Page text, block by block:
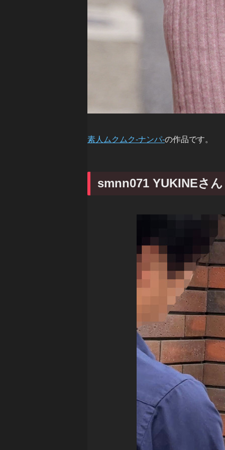
素人ムクムク-ナンパ-の作品です。
smnn071 YUKINEさ